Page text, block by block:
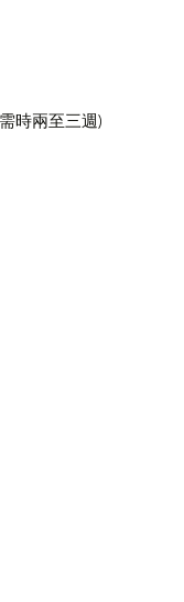
時兩至三週)